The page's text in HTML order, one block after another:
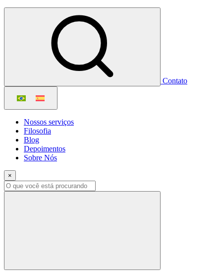
Contato
Nossos serviços
Filosofia
Blog
Depoimentos
Sobre Nós
×